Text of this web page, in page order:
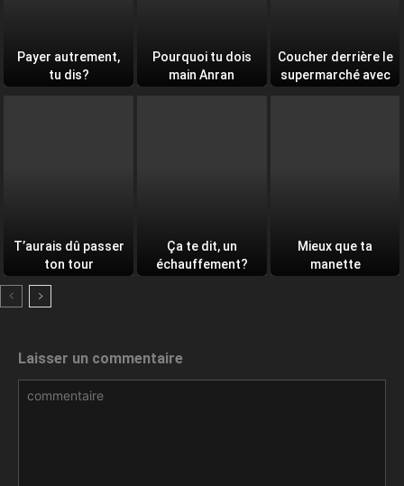
Payer autrement,
tu dis?
Pourquoi tu dois
main Anran
Coucher derrière le
supermarché avec
T’aurais dû passer
ton tour
Ça te dit, un
échauffement?
Mieux que ta
manette
Laisser un commentaire